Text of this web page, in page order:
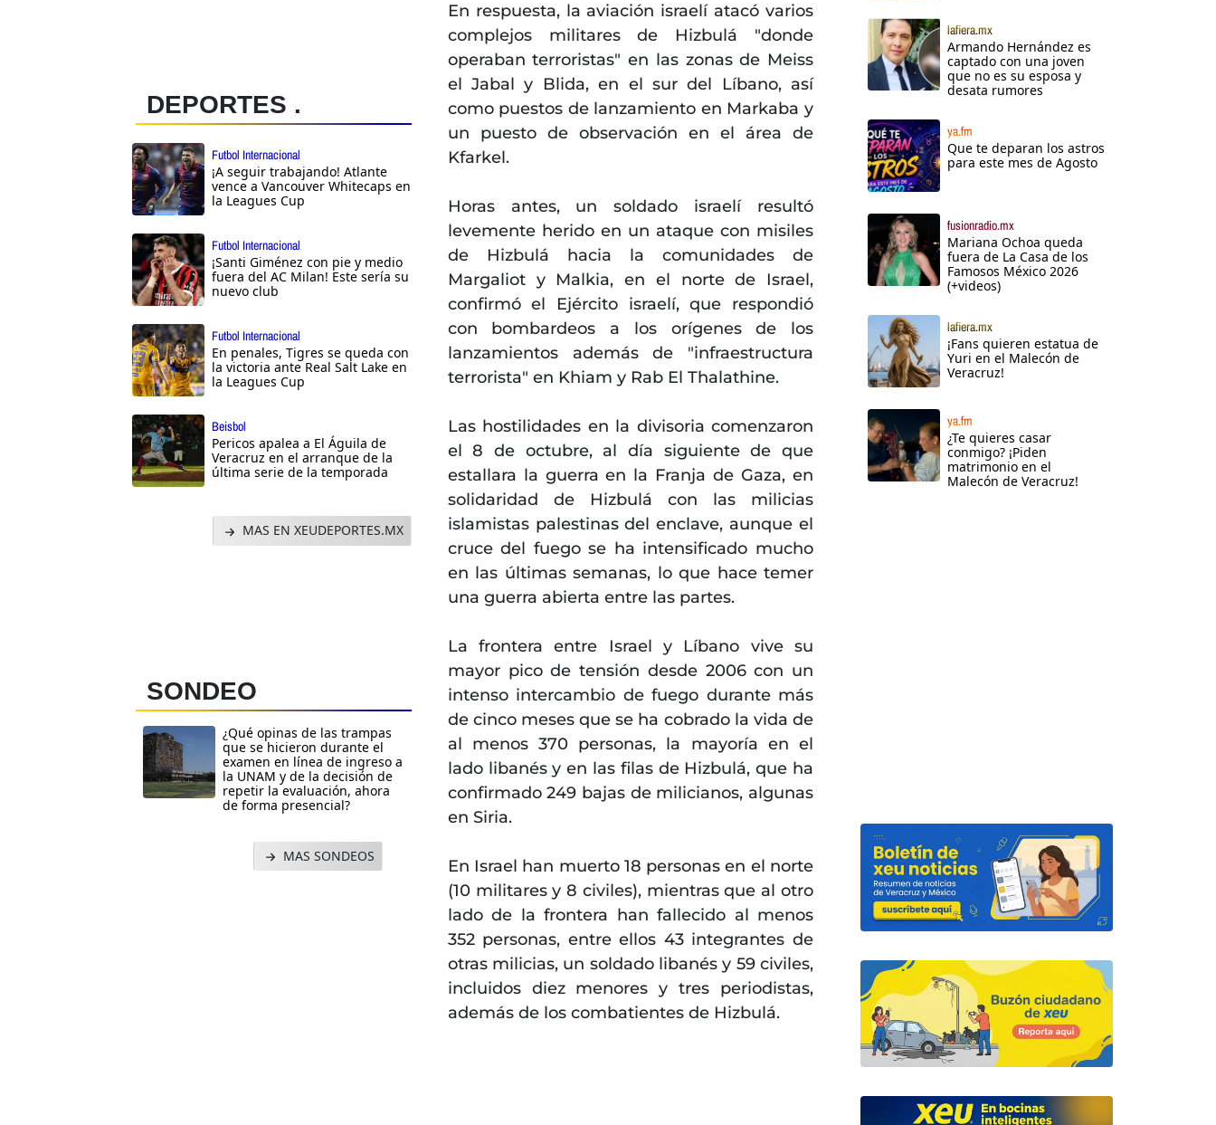
DEPORTES .
Futbol Internacional
¡A seguir trabajando! Atlante
vence a Vancouver Whitecaps en
la Leagues Cup
Futbol Internacional
¡Santi Giménez con pie y medio
fuera del AC Milan! Este sería su
nuevo club
Futbol Internacional
En penales, Tigres se queda con
la victoria ante Real Salt Lake en
la Leagues Cup
Beisbol
Pericos apalea a El Águila de
Veracruz en el arranque de la
última serie de la temporada
MAS EN XEUDEPORTES.MX
SONDEO
¿Qué opinas de las trampas
que se hicieron durante el
examen en línea de ingreso a
la UNAM y de la decisión de
repetir la evaluación, ahora
de forma presencial?
MAS SONDEOS
En respuesta, la aviación israelí atacó varios
complejos militares de Hizbulá "donde
operaban terroristas" en las zonas de Meiss
el Jabal y Blida, en el sur del Líbano, así
como puestos de lanzamiento en Markaba y
un puesto de observación en el área de
Kfarkel.
Horas antes, un soldado israelí resultó
levemente herido en un ataque con misiles
de Hizbulá hacia la comunidades de
Margaliot y Malkia, en el norte de Israel,
confirmó el Ejército israelí, que respondió
con bombardeos a los orígenes de los
lanzamientos además de "infraestructura
terrorista" en Khiam y Rab El Thalathine.
Las hostilidades en la divisoria comenzaron
el 8 de octubre, al día siguiente de que
estallara la guerra en la Franja de Gaza, en
solidaridad de Hizbulá con las milicias
islamistas palestinas del enclave, aunque el
cruce del fuego se ha intensificado mucho
en las últimas semanas, lo que hace temer
una guerra abierta entre las partes.
La frontera entre Israel y Líbano vive su
mayor pico de tensión desde 2006 con un
intenso intercambio de fuego durante más
de cinco meses que se ha cobrado la vida de
al menos 370 personas, la mayoría en el
lado libanés y en las filas de Hizbulá, que ha
confirmado 249 bajas de milicianos, algunas
en Siria.
En Israel han muerto 18 personas en el norte
(10 militares y 8 civiles), mientras que al otro
lado de la frontera han fallecido al menos
352 personas, entre ellos 43 integrantes de
otras milicias, un soldado libanés y 59 civiles,
incluidos diez menores y tres periodistas,
además de los combatientes de Hizbulá.
lafiera.mx
Armando Hernández es
captado con una joven
que no es su esposa y
desata rumores
ya.fm
Que te deparan los astros
para este mes de Agosto
fusionradio.mx
Mariana Ochoa queda
fuera de La Casa de los
Famosos México 2026
(+videos)
lafiera.mx
¡Fans quieren estatua de
Yuri en el Malecón de
Veracruz!
ya.fm
¿Te quieres casar
conmigo? ¡Piden
matrimonio en el
Malecón de Veracruz!